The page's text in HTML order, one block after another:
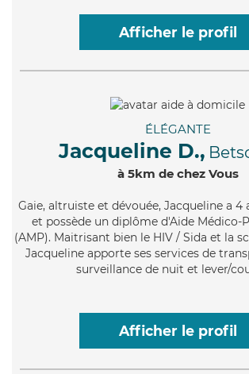
Afficher le profil
ÉLÉGANTE
Jacqueline D.,
à 5km de chez Vous
Gaie, altruiste et dévouée, Jacqueline a 4
et possède un diplôme d'Aide Médico-
(AMP). Maitrisant bien le HIV / Sida et la
Jacqueline apporte ses services de
surveillance de nuit et lever/
Afficher le profil